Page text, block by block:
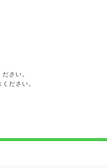
さい。
ださい。